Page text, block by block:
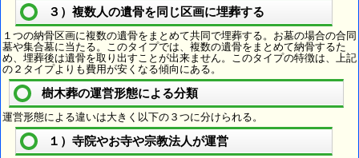
３）複数人の遺骨を同じ区画に埋葬する
１つの納骨区画に複数の遺骨をまとめて共同で埋葬する。お墓の場合の合同
墓や集合墓に当たる。このタイプでは、複数の遺骨をまとめて納骨するた
め、埋葬後は遺骨を取り出すことが出来ません。このタイプの特徴は、上記
の２タイプよりも費用が安くなる傾向にある。
樹木葬の運営形態による分類
運営形態による違いは大きく以下の３つに分けられる。
１）寺院やお寺や宗教法人が運営